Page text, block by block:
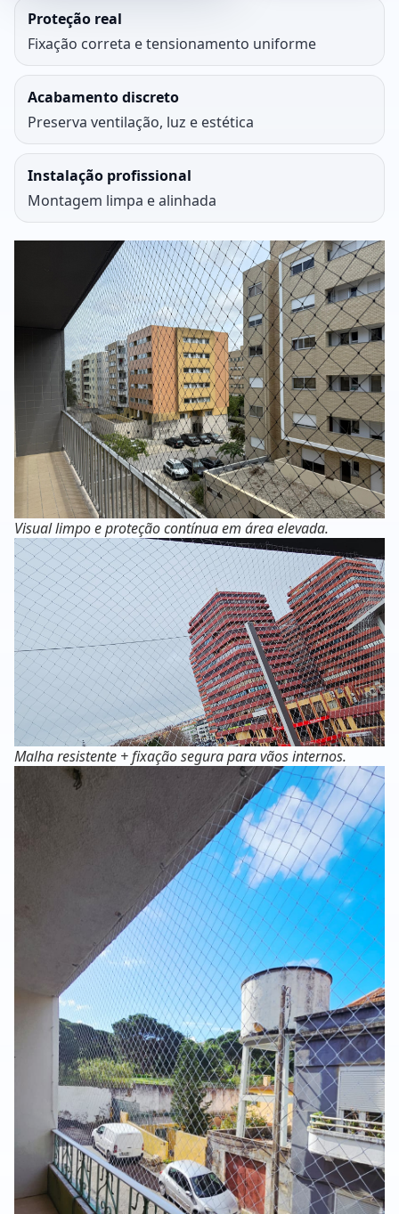
Proteção real
Fixação correta e tensionamento uniforme
Acabamento discreto
Preserva ventilação, luz e estética
Instalação profissional
Montagem limpa e alinhada
Visual limpo e proteção contínua em área elevada.
Malha resistente + fixação segura para vãos internos.